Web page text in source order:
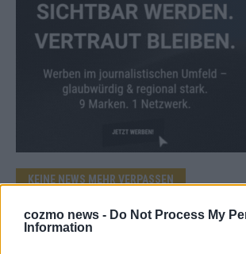
cozmo news - Do Not Process My
Information
KEINE NEWS MEHR VERPASSEN